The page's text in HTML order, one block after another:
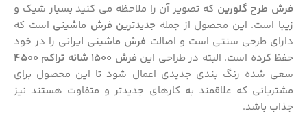
فرش طرح گلورین که تصویر آن را ملاحظه می کنید بسیار شیک و
زیبا است. این محصول از جمله جدیدترین فرش ماشینی است که
دارای طرحی سنتی است و اصالت فرش ماشینی ایرانی را در خود
حفظ کرده است. البته در طراحی این فرش 1500 شانه تراکم 4500
سعی شده رنگ بندی جدیدی اعمال شود تا این محصول برای
مشتریانی که علاقمند به کارهای جدیدتر و متفاوت هستند نیز
جذاب باشد.